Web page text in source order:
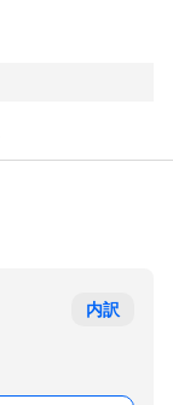
内訳